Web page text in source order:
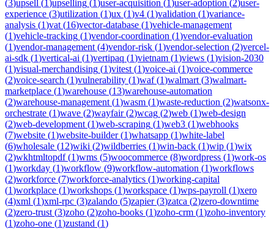
(3)upsell (1)upselling (1)user-acquisition (1)user-adoption (2)user-
experience (3)utilization (1)ux (1)v4 (1)validation (1)variance-
analysis (1)vat (16)vector-database (1)vehicle-management
(1)vehicle-tracking (1)vendor-coordination (1)vendor-evaluation
(1)vendor-management (4)vendor-risk (1)vendor-selection (2)vercel-
ai-sdk (1)vertical-ai (1)vertipaq (1)vietnam (1)views (1)vision-2030
(1)visual-merchandising (1)vitest (1)voice-ai (1)voice-commerce
(2)voice-search (1)vulnerability (1)waf(1)walmart (3)walmart-
marketplace (1)warehouse (13)warehouse-automation
(2)warehouse-management (1)wasm (1)waste-reduction (2)watsonx-
orchestrate (1)wave (2)wayfair(2)wcag (2)web (1)web-design
(2)web-development (1)web-scraping (1)web3 (1)webhooks
(7)website (1)website-builder(1)whatsapp (1)white-label
(6)wholesale (12)wiki (2)wildberries (1)win-back (1)wip (1)wix
(2)wkhtmltopdf(1)wms (5)woocommerce (8)wordpress (1)work-os
(1)workday (1)workflow (9)workflow-automation (1)workflows
(2)workforce (7)workforce-analytics (1)working-capital
(1)workplace (1)workshops (1)workspace (1)wps-payroll (1)xero
(4)xml (1)xml-rpc (3)zalando (5)zapier(3)zatca (2)zero-downtime
(2)zero-trust (3)zoho (2)zoho-books (1)zoho-crm (1)zoho-inventory
(1)zoho-one (1)zustand (1)